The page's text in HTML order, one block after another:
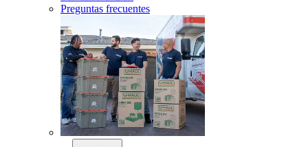
Preguntas frecuentes